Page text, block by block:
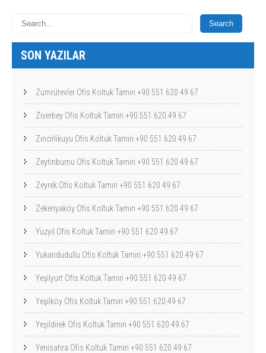
SON YAZILAR
Zümrütevler Ofis Koltuk Tamiri +90 551 620 49 67
Ziverbey Ofis Koltuk Tamiri +90 551 620 49 67
Zincirlikuyu Ofis Koltuk Tamiri +90 551 620 49 67
Zeytinburnu Ofis Koltuk Tamiri +90 551 620 49 67
Zeyrek Ofis Koltuk Tamiri +90 551 620 49 67
Zekeriyaköy Ofis Koltuk Tamiri +90 551 620 49 67
Yüzyıl Ofis Koltuk Tamiri +90 551 620 49 67
Yukarıdudullu Ofis Koltuk Tamiri +90 551 620 49 67
Yeşilyurt Ofis Koltuk Tamiri +90 551 620 49 67
Yeşilköy Ofis Koltuk Tamiri +90 551 620 49 67
Yeşildirek Ofis Koltuk Tamiri +90 551 620 49 67
Yenisahra Ofis Koltuk Tamiri +90 551 620 49 67